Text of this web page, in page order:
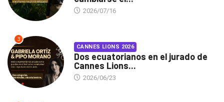
2026/07/16
3
CANNES LIONS 2026
Dos ecuatorianos en el jurado de
Cannes Lions...
2026/06/23